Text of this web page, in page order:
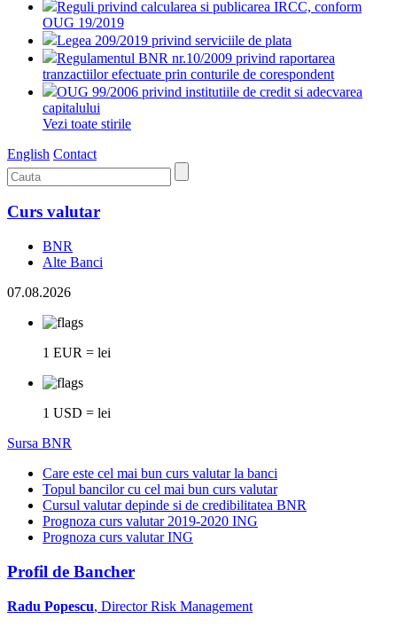
Reguli privind calcularea si publicarea IRCC, conform
OUG 19/2019
Legea 209/2019 privind serviciile de plata
Regulamentul BNR nr.10/2009 privind raportarea
tranzactiilor efectuate prin conturile de corespondent
OUG 99/2006 privind institutiile de credit si adecvarea
capitalului
Vezi toate stirile
English Contact
Curs valutar
BNR
Alte Banci
07.08.2026
1 EUR = lei
1 USD = lei
Sursa BNR
Care este cel mai bun curs valutar la banci
Topul bancilor cu cel mai bun curs valutar
Cursul valutar depinde si de credibilitatea BNR
Prognoza curs valutar 2019-2020 ING
Prognoza curs valutar ING
Profil de Bancher
Radu Popescu, Director Risk Management